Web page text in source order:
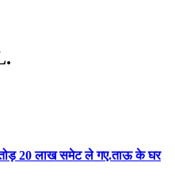
तोड़ 20 लाख समेट ले गए.ताऊ के घर